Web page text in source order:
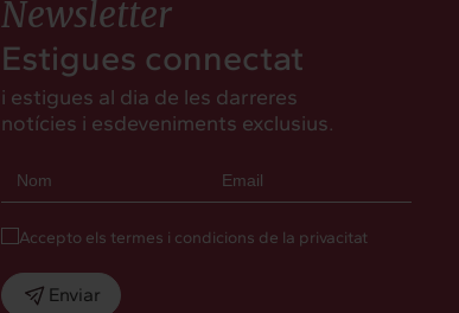
Newsletter
Estigues connectat
i estigues al dia de les darreres
notícies i esdeveniments exclusius.
Accepto els termes i condicions de la privacitat
Enviar